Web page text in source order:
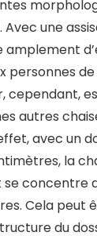
une
personnes
cependant,
autres
avec un
la
se concentre
Cela peut
du